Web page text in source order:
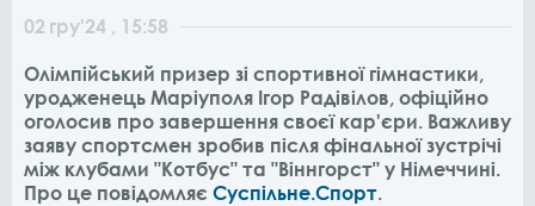
02 гру'24 , 15:58
Олімпійський призер зі спортивної гімнастики,
уродженець Маріуполя Ігор Радівілов, офіційно
оголосив про завершення своєї кар'єри. Важливу
заяву спортсмен зробив після фінальної зустрічі
між клубами "Котбус" та "Віннгорст" у Німеччині.
Про це повідомляє Суспільне.Спорт.